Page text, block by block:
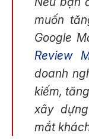
muốn
Google
Review
doanh
kiếm,
xây
mắt